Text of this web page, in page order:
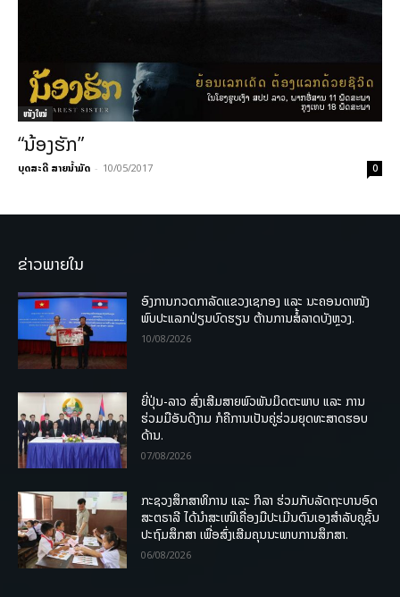
ໜັງໃໝ່
“ນ້ອງຮັກ”
ບຸດສະດີ ສາຍນ້ຳມັດ - 10/05/2017 0
ຂ່າວພາຍໃນ
ອົງການກວດກາລັດແຂວງເຊກອງ ແລະ ນະຄອນດາໜັງ
ພົບປະແລກປ່ຽນບົດຮຽນ ຕ້ານການສໍ້ລາດບັງຫຼວງ.
10/08/2026
ຍີ່ປຸ່ນ-ລາວ ສົ່ງເສີມສາຍພົວພັນມິດຕະພາບ ແລະ ການ
ຮ່ວມມືອັນດີງາມ ກໍຄືການເປັນຄູ່ຮ່ວມຍຸດທະສາດຮອບ
ດ້ານ.
07/08/2026
ກະຊວງສຶກສາທິການ ແລະ ກິລາ ຮ່ວມກັບລັດຖະບານອົດ
ສະຕຣາລີ ໄດ້ນຳສະເໜີເຄື່ອງມືປະເມີນຕົນເອງສຳລັບຄູຊັ້ນ
ປະຖົມສຶກສາ ເພື່ອສົ່ງເສີມຄຸນນະພາບການສຶກສາ.
06/08/2026